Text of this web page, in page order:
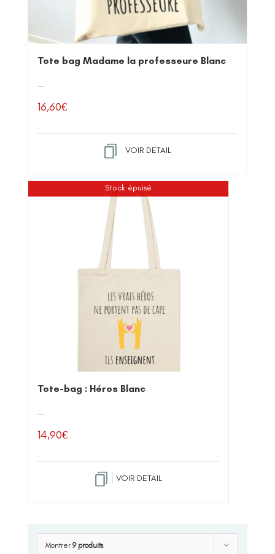
Tote bag Madame la professeure Blanc
...
16,60€
VOIR DETAIL
Stock épuisé
Tote-bag : Héros Blanc
...
14,90€
VOIR DETAIL
Montrer 9 produits